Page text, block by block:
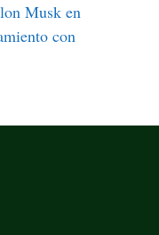
Musk en
con